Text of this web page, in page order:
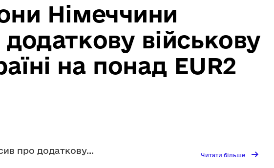
Німеччини
військову
на понад EUR2
про додаткову... Читати більше →
Читати